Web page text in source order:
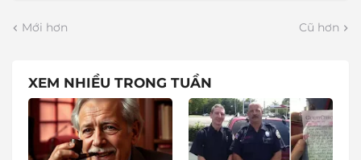
Mới hơn Cũ hơn
XEM NHIỀU TRONG TUẦN